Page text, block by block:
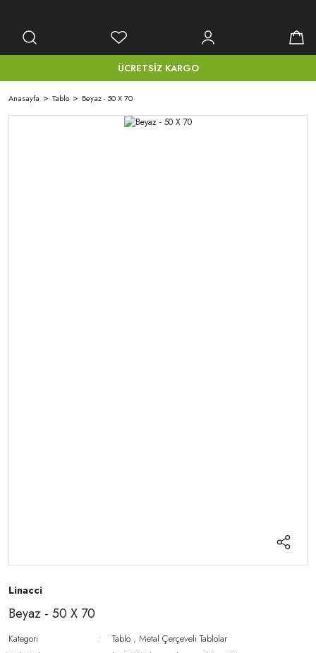
ÜCRETSİZ KARGO
Anasayfa Tablo Beyaz - 50 X 70
Linacci
Beyaz - 50 X 70
Kategori Tablo ,Metal Çerçeveli Tablolar